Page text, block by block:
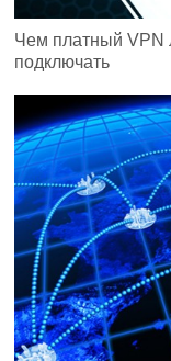
Чем платный VPN
подключать